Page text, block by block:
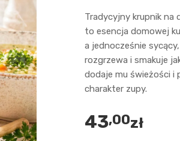
Tradycyjny krupnik na
to esencja domowej
a jednocześnie
rozgrzewa i smakuje
dodaje mu świeżości i
charakter zupy.
43,00zł